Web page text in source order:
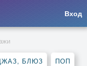
Вход
БЛЮЗ ПОП